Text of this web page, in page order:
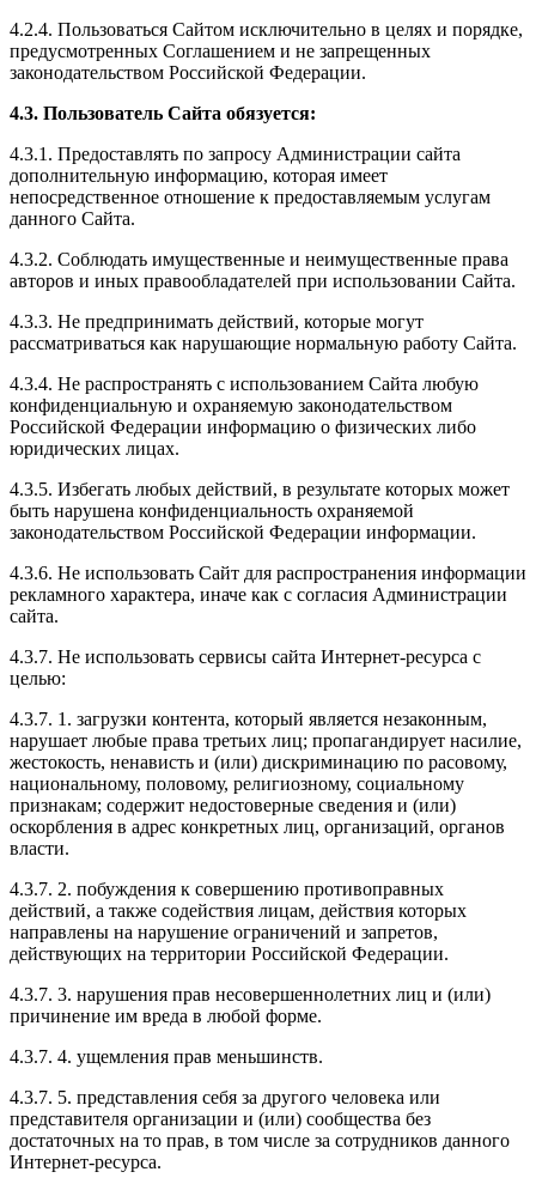
4.2.4. Пользоваться Сайтом исключительно в целях и порядке,
предусмотренных Соглашением и не запрещенных
законодательством Российской Федерации.
4.3. Пользователь Сайта обязуется:
4.3.1. Предоставлять по запросу Администрации сайта
дополнительную информацию, которая имеет
непосредственное отношение к предоставляемым услугам
данного Сайта.
4.3.2. Соблюдать имущественные и неимущественные права
авторов и иных правообладателей при использовании Сайта.
4.3.3. Не предпринимать действий, которые могут
рассматриваться как нарушающие нормальную работу Сайта.
4.3.4. Не распространять с использованием Сайта любую
конфиденциальную и охраняемую законодательством
Российской Федерации информацию о физических либо
юридических лицах.
4.3.5. Избегать любых действий, в результате которых может
быть нарушена конфиденциальность охраняемой
законодательством Российской Федерации информации.
4.3.6. Не использовать Сайт для распространения информации
рекламного характера, иначе как с согласия Администрации
сайта.
4.3.7. Не использовать сервисы сайта Интернет-ресурса с
целью:
4.3.7. 1. загрузки контента, который является незаконным,
нарушает любые права третьих лиц; пропагандирует насилие,
жестокость, ненависть и (или) дискриминацию по расовому,
национальному, половому, религиозному, социальному
признакам; содержит недостоверные сведения и (или)
оскорбления в адрес конкретных лиц, организаций, органов
власти.
4.3.7. 2. побуждения к совершению противоправных
действий, а также содействия лицам, действия которых
направлены на нарушение ограничений и запретов,
действующих на территории Российской Федерации.
4.3.7. 3. нарушения прав несовершеннолетних лиц и (или)
причинение им вреда в любой форме.
4.3.7. 4. ущемления прав меньшинств.
4.3.7. 5. представления себя за другого человека или
представителя организации и (или) сообщества без
достаточных на то прав, в том числе за сотрудников данного
Интернет-ресурса.